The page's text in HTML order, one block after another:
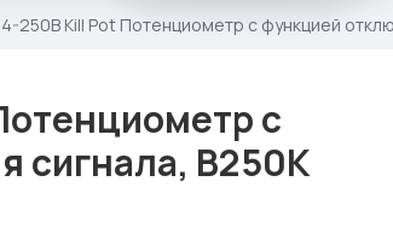
250B Kill Pot Потенциометр с функцией
с
сигнала, B250K